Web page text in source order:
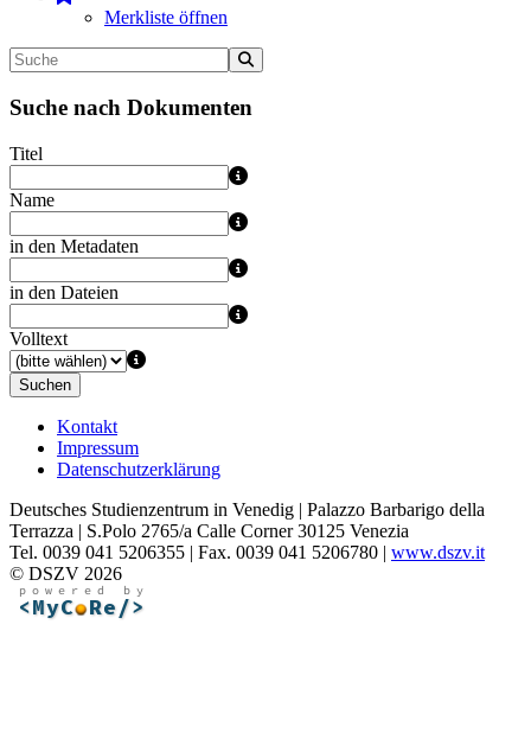
Merkliste öffnen
Suche nach Dokumenten
Titel
Name
in den Metadaten
in den Dateien
Volltext
Suchen
Kontakt
Impressum
Datenschutzerklärung
Deutsches Studienzentrum in Venedig | Palazzo Barbarigo della
Terrazza | S.Polo 2765/a Calle Corner 30125 Venezia
Tel. 0039 041 5206355 | Fax. 0039 041 5206780 | www.dszv.it
© DSZV 2026